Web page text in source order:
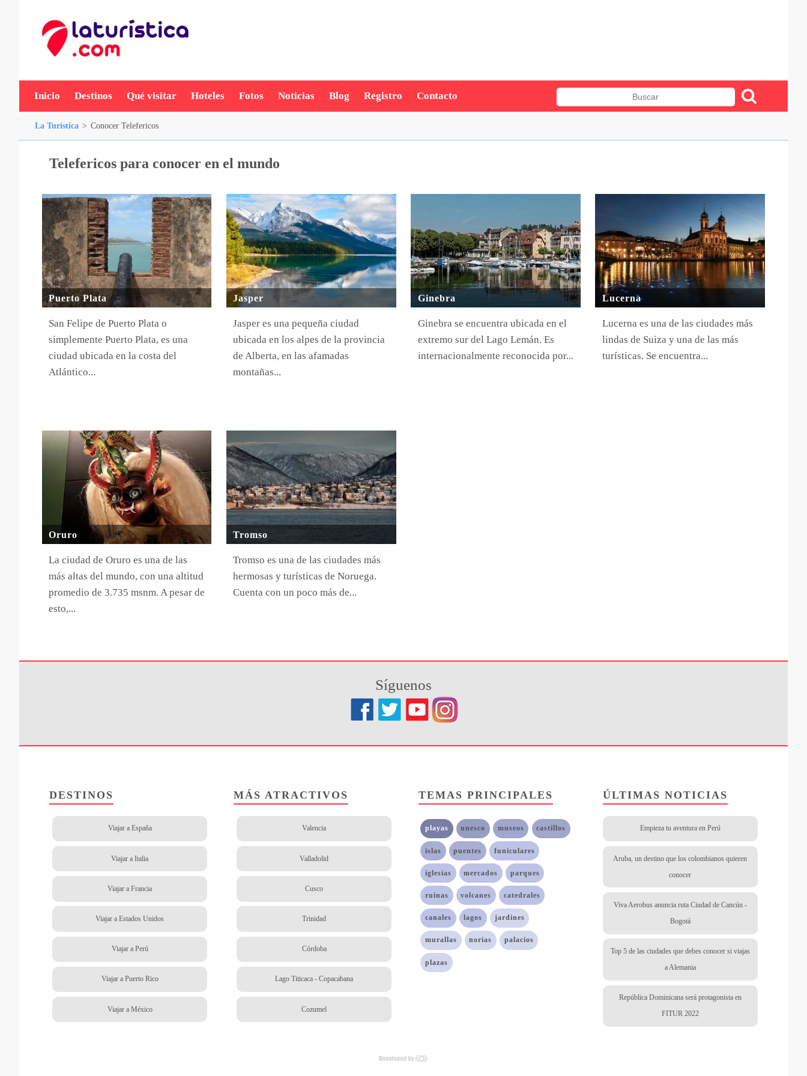
Inicio Destinos Qué visitar Hoteles Fotos Noticias Blog Registro Contacto
La Turística > Conocer Telefericos
Telefericos para conocer en el mundo
Puerto Plata
San Felipe de Puerto Plata o
simplemente Puerto Plata, es una
ciudad ubicada en la costa del
Atlántico...
Jasper
Jasper es una pequeña ciudad
ubicada en los alpes de la provincia
de Alberta, en las afamadas
montañas...
Ginebra
Ginebra se encuentra ubicada en el
extremo sur del Lago Lemán. Es
internacionalmente reconocida por...
Lucerna
Lucerna es una de las ciudades más
lindas de Suiza y una de las más
turísticas. Se encuentra...
Oruro
La ciudad de Oruro es una de las
más altas del mundo, con una altitud
promedio de 3.735 msnm. A pesar de
esto,...
Tromso
Tromso es una de las ciudades más
hermosas y turísticas de Noruega.
Cuenta con un poco más de...
Síguenos
DESTINOS
Viajar a España
Viajar a Italia
Viajar a Francia
Viajar a Estados Unidos
Viajar a Perú
Viajar a Puerto Rico
Viajar a México
MÁS ATRACTIVOS
Valencia
Valladolid
Cusco
Trinidad
Córdoba
Lago Titicaca - Copacabana
Cozumel
TEMAS PRINCIPALES
playas unesco museos castillos
islas puentes funiculares
iglesias mercados parques
ruinas volcanes catedrales
canales lagos jardines
murallas norias palacios
plazas
ÚLTIMAS NOTICIAS
Empieza tu aventura en Perú
Aruba, un destino que los colombianos quieren
conocer
Viva Aerobus anuncia ruta Ciudad de Cancún -
Bogotá
Top 5 de las ciudades que debes conocer si viajas
a Alemania
República Dominicana será protagonista en
FITUR 2022